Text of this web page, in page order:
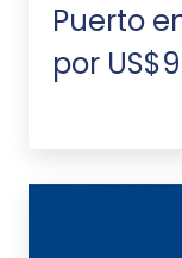
Puerto
por